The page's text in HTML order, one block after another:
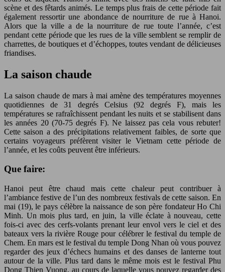
scène et des fêtards animés. Le temps plus frais de cette période fait
également ressortir une abondance de nourriture de rue à Hanoi.
Alors que la ville a de la nourriture de rue toute l’année, c’est
pendant cette période que les rues de la ville semblent se remplir de
charrettes, de boutiques et d’échoppes, toutes vendant de délicieuses
friandises.
La saison chaude
La saison chaude de mars à mai amène des températures moyennes
quotidiennes de 31 degrés Celsius (92 degrés F), mais les
températures se rafraîchissent pendant les nuits et se stabilisent dans
les années 20 (70-75 degrés F). Ne laissez pas cela vous rebuter!
Cette saison a des précipitations relativement faibles, de sorte que
certains voyageurs préfèrent visiter le Vietnam cette période de
l’année, et les coûts peuvent être inférieurs.
Que faire:
Hanoi peut être chaud mais cette chaleur peut contribuer à
l’ambiance festive de l’un des nombreux festivals de cette saison. En
mai (19), le pays célèbre la naissance de son père fondateur Ho Chi
Minh. Un mois plus tard, en juin, la ville éclate à nouveau, cette
fois-ci avec des cerfs-volants prenant leur envol vers le ciel et des
bateaux vers la rivière Rouge pour célébrer le festival du temple de
Chem. En mars est le festival du temple Dong Nhan où vous pouvez
regarder des jeux d’échecs humains et des danses de lanterne tout
autour de la ville. Plus tard dans le même mois est le festival Phu
Dong Thien Vuong, au cours de laquelle vous pouvez regarder des